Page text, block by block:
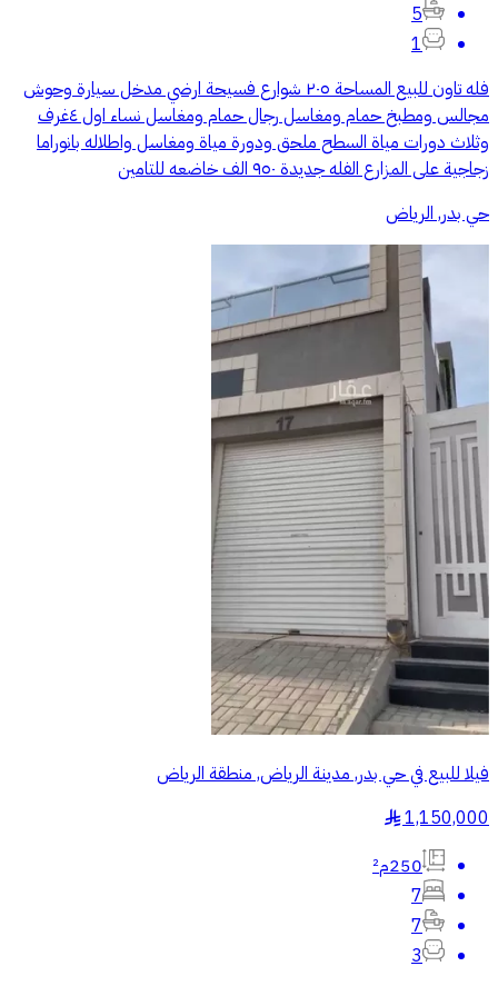
5
1
فله تاون للبيع المساحة ٢٠٥ شوارع فسيحة ارضي مدخل سيارة وحوش
مجالس ومطبخ حمام ومغاسل رجال حمام ومغاسل نساء اول ٤غرف
وثلاث دورات مياة السطح ملحق ودورة مياة ومغاسل واطلاله بانوراما
زجاجية على المزارع الفله جديدة ٩٥٠ الف خاضعه للتامين
حي بدر, الرياض
فيلا للبيع في حي بدر, مدينة الرياض, منطقة الرياض
1,150,000
§
250م²
7
7
3